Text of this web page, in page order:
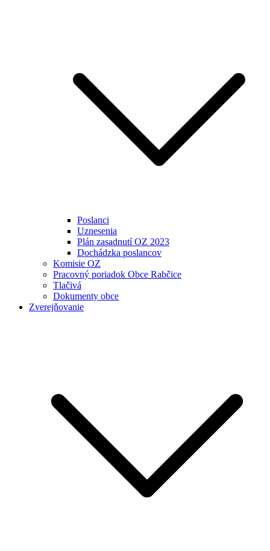
Poslanci
Uznesenia
Plán zasadnutí OZ 2023
Dochádzka poslancov
Komisie OZ
Pracovný poriadok Obce Rabčice
Tlačivá
Dokumenty obce
Zverejňovanie